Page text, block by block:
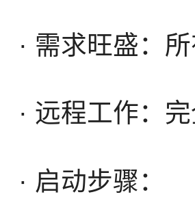
· 需求旺盛：
· 远程工作：
· 启动步骤：